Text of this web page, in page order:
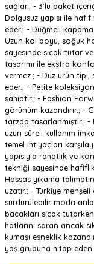
sağlar.; - 3'lü paket
Dolgusuz yapısı ile
eder.; - Düğmeli
Uzun kol boyu, soğuk
sayesinde sıcak tutar
tasarımı ile ekstra
vermez.; - Düz ürün
eder.; - Petite
sahiptir.; - Fashion
görünüm kazandırır.; -
tarzda tasarlanmıştır.; -
uzun süreli kullanım
temel ihtiyaçları
yapısıyla rahatlık ve
tekniği sayesinde
Hassas yıkama
uzatır.; - Türkiye
sürdürülebilir moda
bacakları sıcak
hatlarını saran ancak
kumaşı esneklik
yaş grubuna hitap eden